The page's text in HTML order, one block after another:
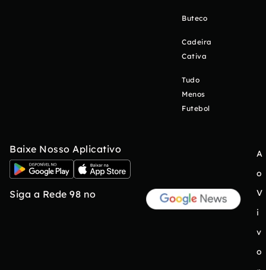
Buteco
Cadeira
Cativa
Tudo
Menos
Futebol
Baixe Nosso Aplicativo
Siga a Rede 98 no
A
o
V
i
v
o